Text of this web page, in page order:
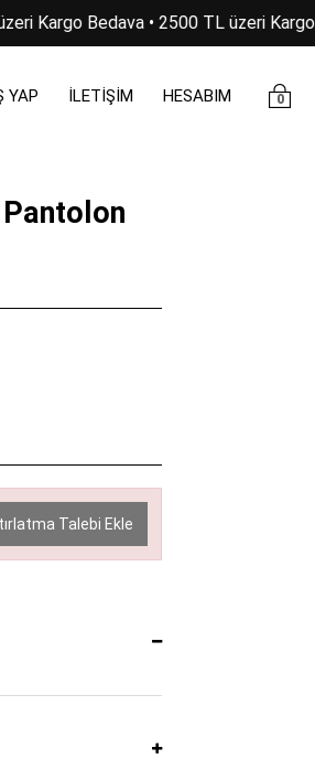
Bedava • 2500 TL üzeri
YAP İLETİŞİM HESABIM 0
Talebi Ekle